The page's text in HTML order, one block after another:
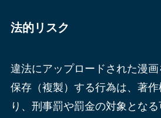
法的リスク
違法にアップロードされた漫
保存（複製）する行為は、著
り、刑事罰や罰金の対象とな